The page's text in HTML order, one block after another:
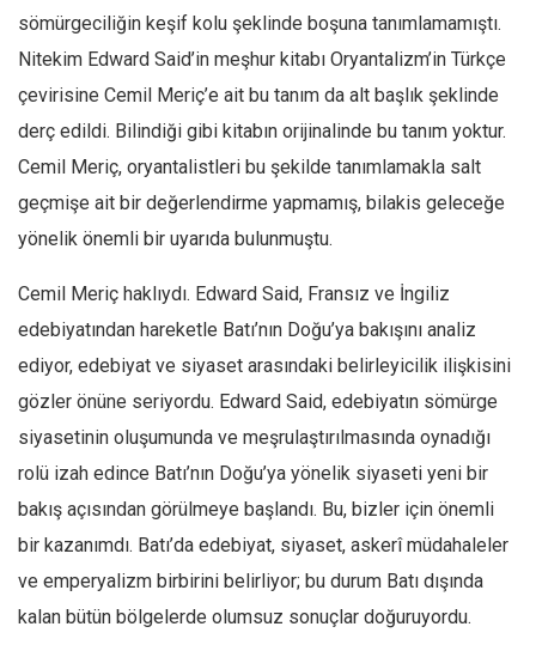
Abir E. Nahas
Amina S. Jenenkovic
Bağdagül Öz
Esra Elönü
» Yazar arşivi
Bu Sayı
Kategoriler
Kitap
Karisi kitap sualleri
7 soruda bu hafta
Ekonomi
Spor
Manzara
Sağlık
sömürgeciliğin keşif kolu şeklinde boşuna tanımlamamıştı.
Nitekim Edward Said’in meşhur kitabı Oryantalizm’in Türkçe
çevirisine Cemil Meriç’e ait bu tanım da alt başlık şeklinde
derç edildi. Bilindiği gibi kitabın orijinalinde bu tanım yoktur.
Cemil Meriç, oryantalistleri bu şekilde tanımlamakla salt
geçmişe ait bir değerlendirme yapmamış, bilakis geleceğe
yönelik önemli bir uyarıda bulunmuştu.
Cemil Meriç haklıydı. Edward Said, Fransız ve İngiliz
edebiyatından hareketle Batı’nın Doğu’ya bakışını analiz
ediyor, edebiyat ve siyaset arasındaki belirleyicilik ilişkisini
gözler önüne seriyordu. Edward Said, edebiyatın sömürge
siyasetinin oluşumunda ve meşrulaştırılmasında oynadığı
rolü izah edince Batı’nın Doğu’ya yönelik siyaseti yeni bir
bakış açısından görülmeye başlandı. Bu, bizler için önemli
bir kazanımdı. Batı’da edebiyat, siyaset, askerî müdahaleler
ve emperyalizm birbirini belirliyor; bu durum Batı dışında
kalan bütün bölgelerde olumsuz sonuçlar doğuruyordu.